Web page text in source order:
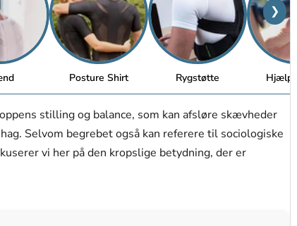
❯
Posture Shirt Rygstøtte
stilling og balance, som kan afsløre skævheder
Selvom begrebet også kan referere til sociologiske
vi her på den kropslige betydning, der er